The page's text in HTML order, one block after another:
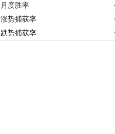
月度胜率
涨势捕获率
跌势捕获率